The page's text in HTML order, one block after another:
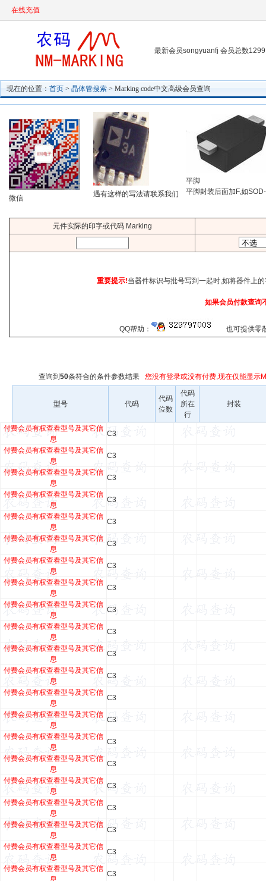
在线充值
最新会员songyuanfj 会员总数1299
现在的位置： 首页 > 晶体管搜索 > Marking code中文高级会员查询
微信 遇有这样的写法请联系我们
平脚
平脚封装后面加F,如
元件实际的印字或代码 Marking
重要提示!当器件标识与批号写到一起时,如将器件上
如果会员付款查询
QQ帮助： 也可提供零
查询到 50条符合的条件参数结果 您没有登录或没有付费,现在仅能显示
型号 代码
代码
位数
代码
所在
行
封装
付费会员有权查看型号及其它信
息
C3
付费会员有权查看型号及其它信
息
C3
付费会员有权查看型号及其它信
息
C3
付费会员有权查看型号及其它信
息
C3
付费会员有权查看型号及其它信
息
C3
付费会员有权查看型号及其它信
息
C3
付费会员有权查看型号及其它信
息
C3
付费会员有权查看型号及其它信
息
C3
付费会员有权查看型号及其它信
息
C3
付费会员有权查看型号及其它信
息
C3
付费会员有权查看型号及其它信
息
C3
付费会员有权查看型号及其它信
息
C3
付费会员有权查看型号及其它信
息
C3
付费会员有权查看型号及其它信
息
C3
付费会员有权查看型号及其它信
息
C3
付费会员有权查看型号及其它信
息
C3
付费会员有权查看型号及其它信
息
C3
付费会员有权查看型号及其它信
息
C3
付费会员有权查看型号及其它信
息
C3
付费会员有权查看型号及其它信
息
C3
付费会员有权查看型号及其它信
息
C3